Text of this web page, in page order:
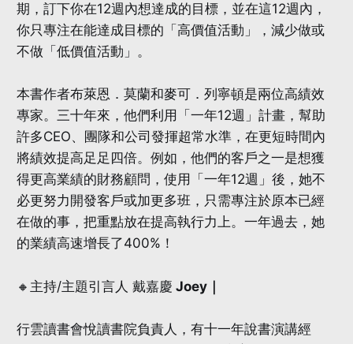
期，訂下你在12週內想達成的目標，並在這12週內，
你只專注在能達成目標的「高價值活動」，減少做或
不做「低價值活動」。
本書作者布萊恩．莫蘭和麥可．列寧頓是兩位高績效
專家。三十年來，他們利用「一年12週」計畫，幫助
許多CEO、團隊和公司發揮超常水準，在更短時間內
將績效提高足足四倍。例如，他們的客戶之一是想獲
得更高業績的財務顧問，使用「一年12週」後，她不
必更努力開發客戶或加更多班，只需專注於原本已經
在做的事，把重點放在提高執行力上。一年過去，她
的業績高速增長了400%！
🔸主持/主題引言人 戴嘉慶 Joey｜
行雲讀書會悅讀書院負責人，有十一年說書演講經